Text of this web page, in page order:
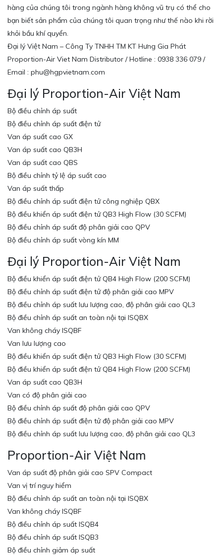
hàng của chúng tôi trong ngành hàng không vũ trụ có thể cho
bạn biết sản phẩm của chúng tôi quan trọng như thế nào khi rời
khỏi bầu khí quyển.
Đại lý Việt Nam – Công Ty TNHH TM KT Hưng Gia Phát
Proportion-Air Viet Nam Distributor / Hotline : 0938 336 079 /
Email : phu@hgpvietnam.com
Đại lý Proportion-Air Việt Nam
Bộ điều chỉnh áp suất
Bộ điều chỉnh áp suất điện tử
Van áp suất cao GX
Van áp suất cao QB3H
Van áp suất cao QBS
Bộ điều chỉnh tỷ lệ áp suất cao
Van áp suất thấp
Bộ điều chỉnh áp suất điện tử công nghiệp QBX
Bộ điều khiển áp suất điện tử QB3 High Flow (30 SCFM)
Bộ điều chỉnh áp suất độ phân giải cao QPV
Bộ điều chỉnh áp suất vòng kín MM
Đại lý Proportion-Air Việt Nam
Bộ điều khiển áp suất điện tử QB4 High Flow (200 SCFM)
Bộ điều chỉnh áp suất điện tử độ phân giải cao MPV
Bộ điều chỉnh áp suất lưu lượng cao, độ phân giải cao QL3
Bộ điều chỉnh áp suất an toàn nội tại ISQBX
Van không cháy ISQBF
Van lưu lượng cao
Bộ điều khiển áp suất điện tử QB3 High Flow (30 SCFM)
Bộ điều khiển áp suất điện tử QB4 High Flow (200 SCFM)
Van áp suất cao QB3H
Van có độ phân giải cao
Bộ điều chỉnh áp suất độ phân giải cao QPV
Bộ điều chỉnh áp suất điện tử độ phân giải cao MPV
Bộ điều chỉnh áp suất lưu lượng cao, độ phân giải cao QL3
Proportion-Air Việt Nam
Van áp suất độ phân giải cao SPV Compact
Van vị trí nguy hiểm
Bộ điều chỉnh áp suất an toàn nội tại ISQBX
Van không cháy ISQBF
Bộ điều chỉnh áp suất ISQB4
Bộ điều chỉnh áp suất ISQB3
Bộ điều chỉnh giảm áp suất